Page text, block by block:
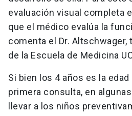
evaluación visual completa
que el médico evalúa la
comenta el Dr.
de la Escuela de Medicina
Si bien los 4 años es la edad
primera consulta, en
llevar a los niños